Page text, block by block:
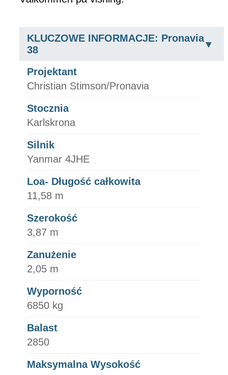
KLUCZOWE INFORMACJE: Pronavia
38
Projektant
Christian Stimson/Pronavia
Stocznia
Karlskrona
Silnik
Yanmar 4JHE
Loa- Długość całkowita
11,58 m
Szerokość
3,87 m
Zanużenie
2,05 m
Wyporność
6850 kg
Balast
2850
Maksymalna Wysokość